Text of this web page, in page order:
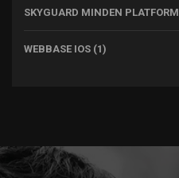
SKYGUARD MINDEN PLATFORM
WEBBASE IOS (1)